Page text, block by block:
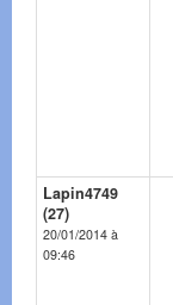
Lapin4749
(27)
20/01/2014 à
09:46